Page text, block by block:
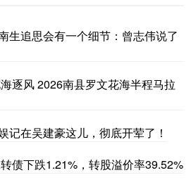
生追思会有一个细节：曾志伟说了
逐风 2026南县罗文花海半程马拉
记在吴建豪这儿，彻底开荤了！
债下跌1.21%，转股溢价率39.52%